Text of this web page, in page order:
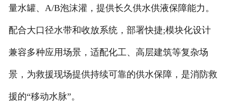
售后服务
关于我们
联系我们
量水罐、A/B泡沫灌，提供长久供水供液保障能力。
配合大口径水带和收放系统，部署快捷;模块化设计
兼容多种应用场景，适配化工、高层建筑等复杂场
景，为救援现场提供持续可靠的供水保障，是消防救
援的“移动水脉”。